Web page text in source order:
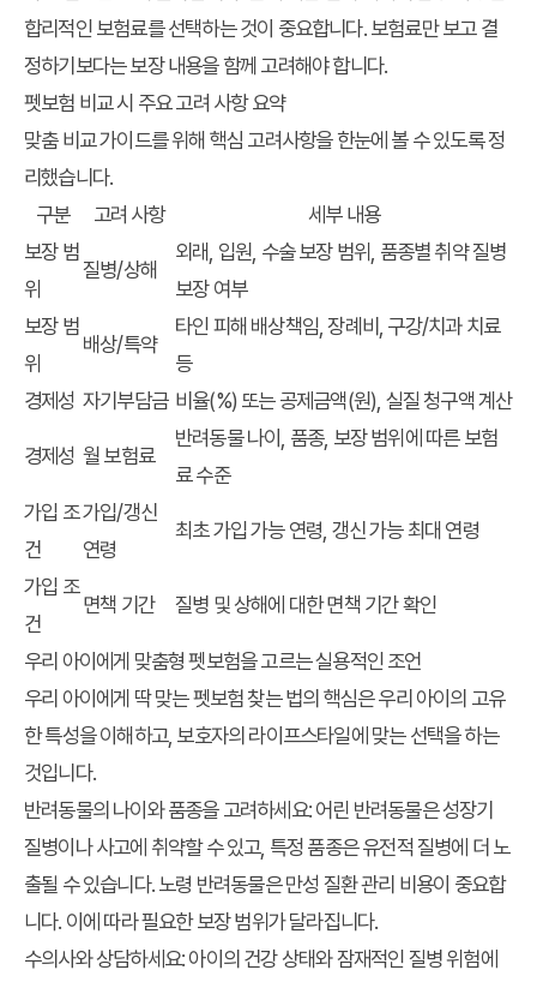
합리적인 보험료를 선택하는 것이 중요합니다. 보험료만 보고 결
정하기보다는 보장 내용을 함께 고려해야 합니다.
펫보험 비교 시 주요 고려 사항 요약
맞춤 비교 가이드를 위해 핵심 고려사항을 한눈에 볼 수 있도록 정
리했습니다.
구분
고려 사항
세부 내용
보장 범
위
질병/상해
외래, 입원, 수술 보장 범위, 품종별 취약 질병
보장 여부
보장 범
위
배상/특약
타인 피해 배상책임, 장례비, 구강/치과 치료
등
경제성 자기부담금 비율(%) 또는 공제금액(원), 실질 청구액 계산
경제성 월 보험료
반려동물 나이, 품종, 보장 범위에 따른 보험
료 수준
가입 조
건
가입/갱신
연령
최초 가입 가능 연령, 갱신 가능 최대 연령
가입 조
건
면책 기간 질병 및 상해에 대한 면책 기간 확인
우리 아이에게 맞춤형 펫보험을 고르는 실용적인 조언
우리 아이에게 딱 맞는 펫보험 찾는 법의 핵심은 우리 아이의 고유
한 특성을 이해하고, 보호자의 라이프스타일에 맞는 선택을 하는
것입니다.
반려동물의 나이와 품종을 고려하세요:어린 반려동물은 성장기
질병이나 사고에 취약할 수 있고, 특정 품종은 유전적 질병에 더 노
출될 수 있습니다. 노령 반려동물은 만성 질환 관리 비용이 중요합
니다. 이에 따라 필요한 보장 범위가 달라집니다.
수의사와 상담하세요:아이의 건강 상태와 잠재적인 질병 위험에